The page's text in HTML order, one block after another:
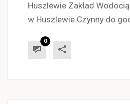
Huszlewie Zakład
w Huszlewie Czynny do
0